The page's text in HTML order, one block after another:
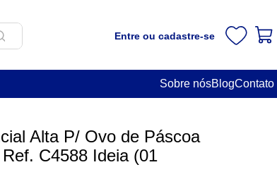
Entre ou cadastre-se
Sobre nósBlogContato
Alta P/ Ovo de Páscoa
C4588 Ideia (01